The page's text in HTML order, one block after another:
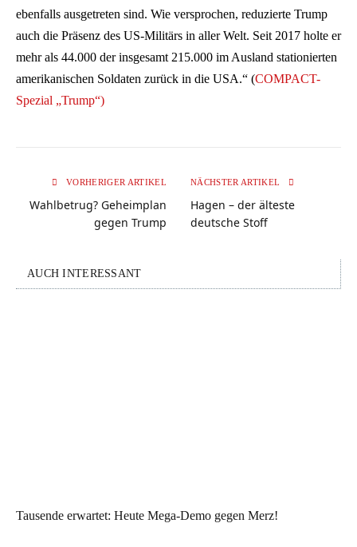
ebenfalls ausgetreten sind. Wie versprochen, reduzierte Trump
auch die Präsenz des US-Militärs in aller Welt. Seit 2017 holte er
mehr als 44.000 der insgesamt 215.000 im Ausland stationierten
amerikanischen Soldaten zurück in die USA.“ (COMPACT-
Spezial „Trump“)
VORHERIGER ARTIKEL
Wahlbetrug? Geheimplan
gegen Trump
NÄCHSTER ARTIKEL
Hagen – der älteste
deutsche Stoff
AUCH INTERESSANT
Tausende erwartet: Heute Mega-Demo gegen Merz!